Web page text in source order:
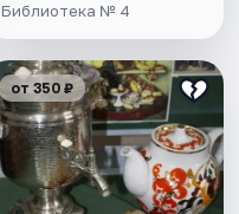
Библиотека № 4
от 350 ₽